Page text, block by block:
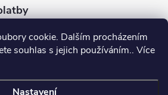
cookie. Dalším procházením
souhlas s jejich používáním.. Více
Nastavení